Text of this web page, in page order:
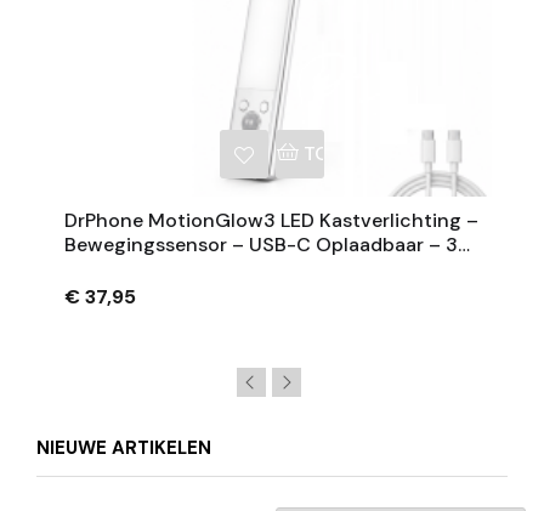
TOEVOEGEN AAN
DrPhone MotionGlow3 LED Kastverlichting –
Bewegingssensor – USB-C Oplaadbaar – 3
€ 37,95
NIEUWE ARTIKELEN